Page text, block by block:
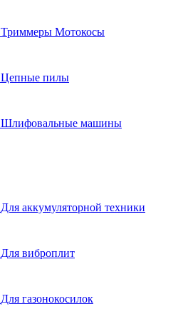
Триммеры Мотокосы
Цепные пилы
Шлифовальные машины
Для аккумуляторной техники
Для виброплит
Для газонокосилок